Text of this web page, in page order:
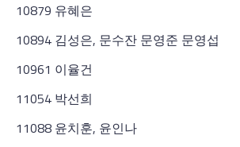
10879 유혜은
10894 김성은, 문수잔 문영준 문영섭
10961 이율건
11054 박선희
11088 윤치훈, 윤인나